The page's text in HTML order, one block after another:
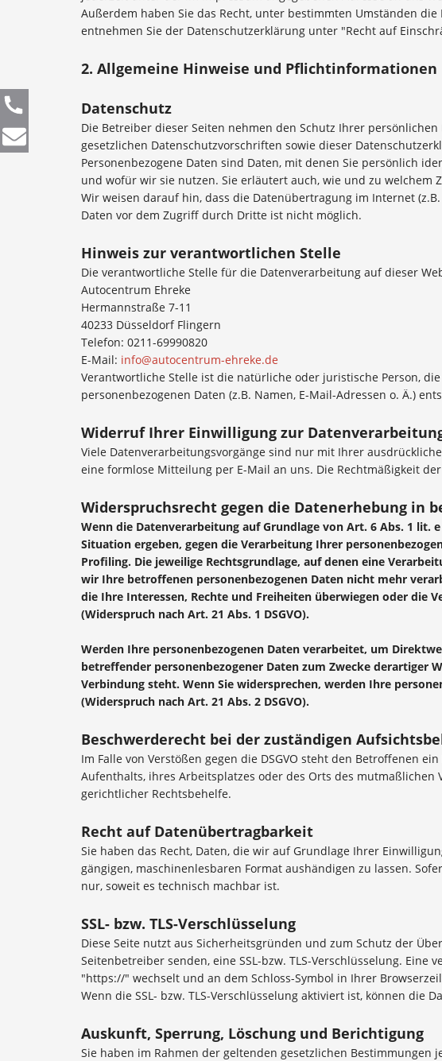
Außerdem haben Sie das Recht, unter bestimmten Umständen
entnehmen Sie der Datenschutzerklärung unter "Recht auf
2. Allgemeine Hinweise und Pflichtinformationen
Datenschutz
Die Betreiber dieser Seiten nehmen den Schutz Ihrer
gesetzlichen Datenschutzvorschriften sowie dieser
Personenbezogene Daten sind Daten, mit denen Sie persönlich
und wofür wir sie nutzen. Sie erläutert auch, wie und zu welchem
Wir weisen darauf hin, dass die Datenübertragung im Internet
Daten vor dem Zugriff durch Dritte ist nicht möglich.
Hinweis zur verantwortlichen Stelle
Die verantwortliche Stelle für die Datenverarbeitung auf dieser
Autocentrum Ehreke
Hermannstraße 7-11
40233 Düsseldorf Flingern
Telefon: 0211-69990820
E-Mail: info@autocentrum-ehreke.de
Verantwortliche Stelle ist die natürliche oder juristische Person,
personenbezogenen Daten (z.B. Namen, E-Mail-Adressen o. Ä.)
Widerruf Ihrer Einwilligung zur
Viele Datenverarbeitungsvorgänge sind nur mit Ihrer
eine formlose Mitteilung per E-Mail an uns. Die Rechtmäßigkeit
Widerspruchsrecht gegen die Datenerhebung in
Wenn die Datenverarbeitung auf Grundlage von Art. 6 Abs. 1 lit.
Situation ergeben, gegen die Verarbeitung Ihrer
Profiling. Die jeweilige Rechtsgrundlage, auf denen eine
wir Ihre betroffenen personenbezogenen Daten nicht mehr
die Ihre Interessen, Rechte und Freiheiten überwiegen oder die
(Widerspruch nach Art. 21 Abs. 1 DSGVO).
Werden Ihre personenbezogenen Daten verarbeitet, um
betreffender personenbezogener Daten zum Zwecke derartiger
Verbindung steht. Wenn Sie widersprechen, werden Ihre
(Widerspruch nach Art. 21 Abs. 2 DSGVO).
Beschwerderecht bei der zuständigen
Im Falle von Verstößen gegen die DSGVO steht den Betroffenen
Aufenthalts, ihres Arbeitsplatzes oder des Orts des
gerichtlicher Rechtsbehelfe.
Recht auf Datenübertragbarkeit
Sie haben das Recht, Daten, die wir auf Grundlage Ihrer
gängigen, maschinenlesbaren Format aushändigen zu lassen.
nur, soweit es technisch machbar ist.
SSL- bzw. TLS-Verschlüsselung
Diese Seite nutzt aus Sicherheitsgründen und zum Schutz der
Seitenbetreiber senden, eine SSL-bzw. TLS-Verschlüsselung.
"https://" wechselt und an dem Schloss-Symbol in Ihrer
Wenn die SSL- bzw. TLS-Verschlüsselung aktiviert ist, können
Auskunft, Sperrung, Löschung und Berichtigung
Sie haben im Rahmen der geltenden gesetzlichen